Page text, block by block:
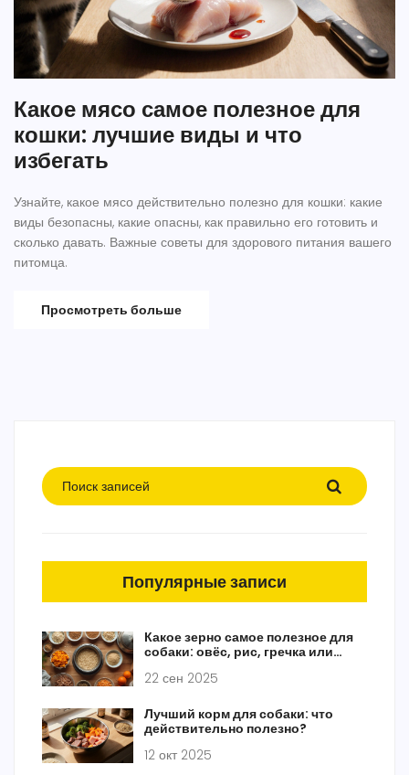
Какое мясо самое полезное для
кошки: лучшие виды и что
избегать
Узнайте, какое мясо действительно полезно для кошки: какие
виды безопасны, какие опасны, как правильно его готовить и
сколько давать. Важные советы для здорового питания вашего
питомца.
Просмотреть больше
Популярные записи
Какое зерно самое полезное для
собаки: овёс, рис, гречка или
22 сен 2025
Лучший корм для собаки: что
действительно полезно?
12 окт 2025